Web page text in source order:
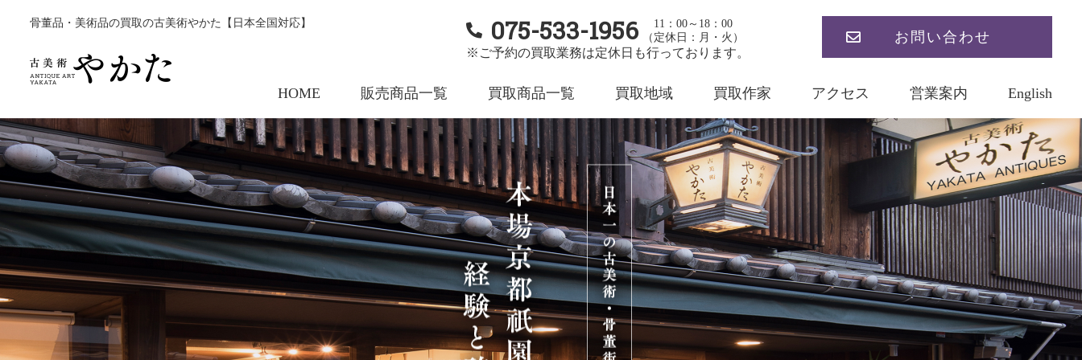
骨董品・美術品の買取の古美術やかた【日本全国対応】 075-533-1956
11：00～18：00
（定休日：月・火）
※ご予約の買取業務は定休日も行っております。
お問い合わせ
HOME 販売商品一覧 買取商品一覧 買取地域 買取作家 アクセス 営業案内 English